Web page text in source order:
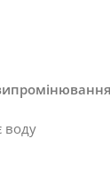
воду